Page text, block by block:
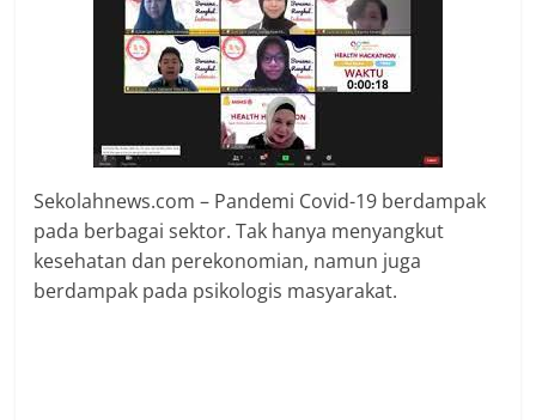
Sekolahnews.com – Pandemi Covid-19 berdampak
pada berbagai sektor. Tak hanya menyangkut
kesehatan dan perekonomian, namun juga
berdampak pada psikologis masyarakat.